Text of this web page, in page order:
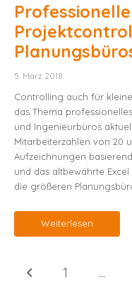
5. März 2018
Controlling auch für
das Thema
und Ingenieurbüros
Mitarbeiterzahlen von 20
Aufzeichnungen
und das altbewährte
die größeren
Weiterlesen
1 …